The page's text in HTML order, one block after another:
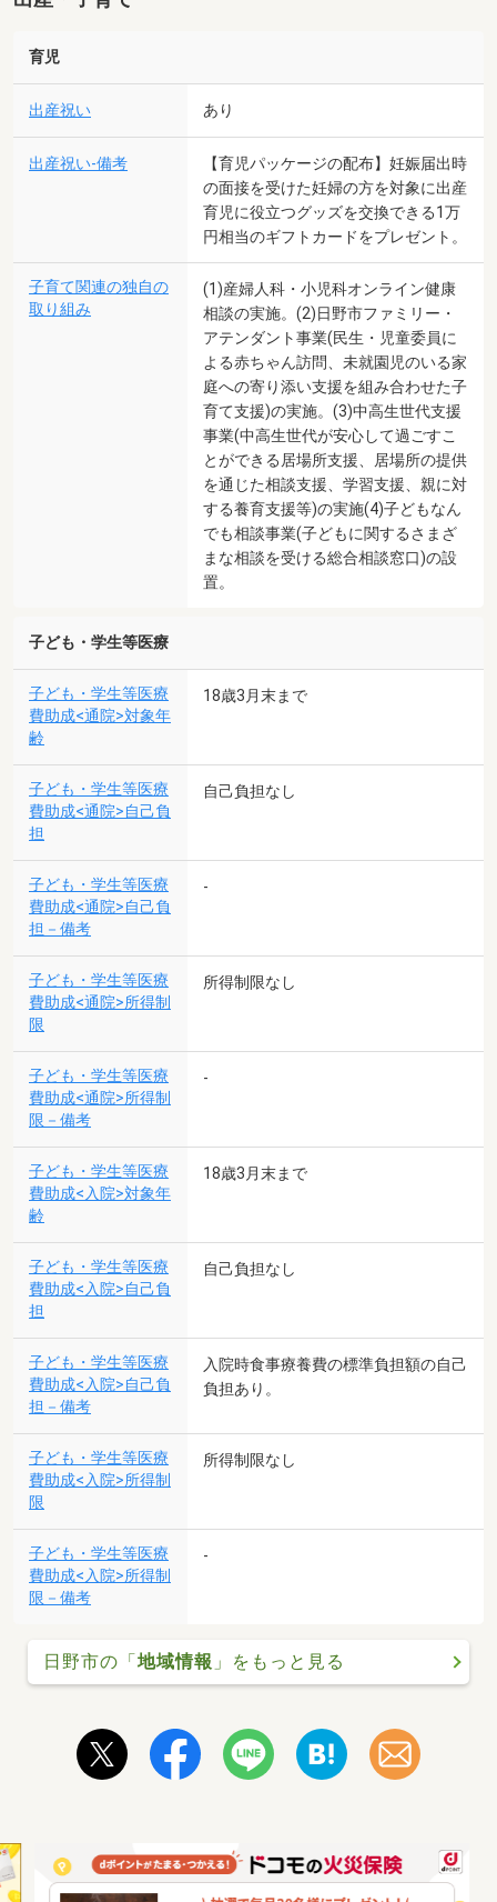
育児
出産祝い あり
出産祝い-備考
【育児パッケージの配布】妊娠届出時
の面接を受けた妊婦の方を対象に出産
育児に役立つグッズを交換できる1万
円相当のギフトカードをプレゼント。
子育て関連の独自の
取り組み
(1)産婦人科・小児科オンライン健康
相談の実施。(2)日野市ファミリー・
アテンダント事業(民生・児童委員に
よる赤ちゃん訪問、未就園児のいる家
庭への寄り添い支援を組み合わせた子
育て支援)の実施。(3)中高生世代支援
事業(中高生世代が安心して過ごすこ
とができる居場所支援、居場所の提供
を通じた相談支援、学習支援、親に対
する養育支援等)の実施(4)子どもなん
でも相談事業(子どもに関するさまざ
まな相談を受ける総合相談窓口)の設
置。
子ども・学生等医療
子ども・学生等医療
費助成<通院>対象年
齢
18歳3月末まで
子ども・学生等医療
費助成<通院>自己負
担
自己負担なし
子ども・学生等医療
費助成<通院>自己負
担－備考
-
子ども・学生等医療
費助成<通院>所得制
限
所得制限なし
子ども・学生等医療
費助成<通院>所得制
限－備考
-
子ども・学生等医療
費助成<入院>対象年
齢
18歳3月末まで
子ども・学生等医療
費助成<入院>自己負
担
自己負担なし
子ども・学生等医療
費助成<入院>自己負
担－備考
入院時食事療養費の標準負担額の自己
負担あり。
子ども・学生等医療
費助成<入院>所得制
限
所得制限なし
子ども・学生等医療
費助成<入院>所得制
限－備考
-
日野市の「地域情報 」をもっと見る